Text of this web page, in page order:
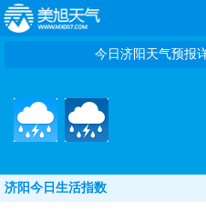
今日济阳天气预报
济阳今日生活指数